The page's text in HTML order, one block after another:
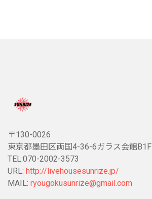
〒130-0026
東京都墨田区両国4-36-6ガラス会館B1F
TEL:070-2002-3573
URL: http://livehousesunrize.jp/
MAIL: ryougokusunrize@gmail.com